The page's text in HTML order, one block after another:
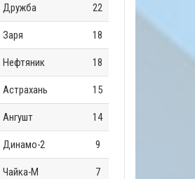
Дружба 22
Заря 18
Нефтяник 18
Астрахань 15
Ангушт 14
Динамо-2 9
Чайка-М 7